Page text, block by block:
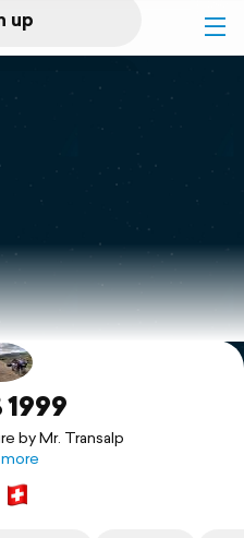
up
1999
by Mr. Transalp